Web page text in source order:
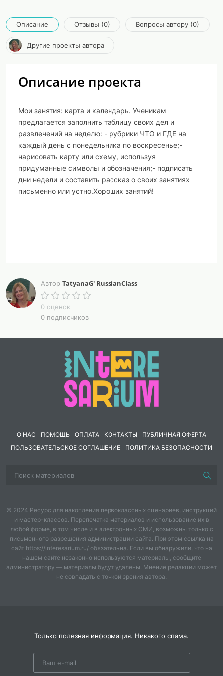
Описание Отзывы (0) Вопросы автору (0)
Другие проекты автора
Описание проекта
Мои занятия: карта и календарь. Ученикам
предлагается заполнить таблицу своих дел и
развлечений на неделю: - рубрики ЧТО и ГДЕ на
каждый день с понедельника по воскресенье;-
нарисовать карту или схему, используя
придуманные символы и обозначения;- подписать
дни недели и составить рассказ о своих занятиях
письменно или устно.Хороших занятий!
Автор TatyanaG' RussianClass
0 оценок
0 подписчиков
О НАС ПОМОЩЬ ОПЛАТА КОНТАКТЫ
ПУБЛИЧНАЯ ОФЕРТА
ПОЛЬЗОВАТЕЛЬСКОЕ СОГЛАШЕНИЕ
ПОЛИТИКА БЕЗОПАСНОСТИ
© 2024 Ресурс для накопления первоклассных сценариев, инструкций
и мастер-классов. Перепечатка материалов и использование их в
любой форме, в том числе и в электронных СМИ, возможны только с
письменного разрешения администрации сайта. При этом ссылка на
сайт https://interesarium.ru/ обязательна. Если вы обнаружили, что на
нашем сайте незаконно используются материалы, сообщите
администратору — материалы будут удалены. Мнение редакции может
не совпадать с точкой зрения автора.
Только полезная информация. Никакого спама.